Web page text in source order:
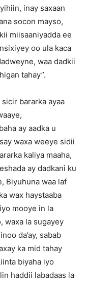
inay saxaan
socon mayso,
miisaaniyadda ee
oo ula kaca
waa dadkii
tahay”.
bararka ayaa
ay aadka u
waxa weeye sidii
kaliya maaha,
ay dadkani ku
Biyuhuna waa laf
wax haystaaba
mooye in la
waxa la sugayey
da’ay, sabab
ka mid tahay
biyaha iyo
haddii labadaas la